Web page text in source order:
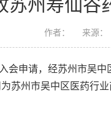
作者： 来源：
会申请，经苏州市吴
苏州市吴中区医药行